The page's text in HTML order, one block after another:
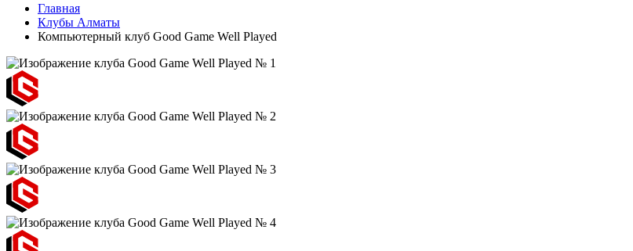
Главная
Клубы Алматы
Компьютерный клуб Good Game Well Played